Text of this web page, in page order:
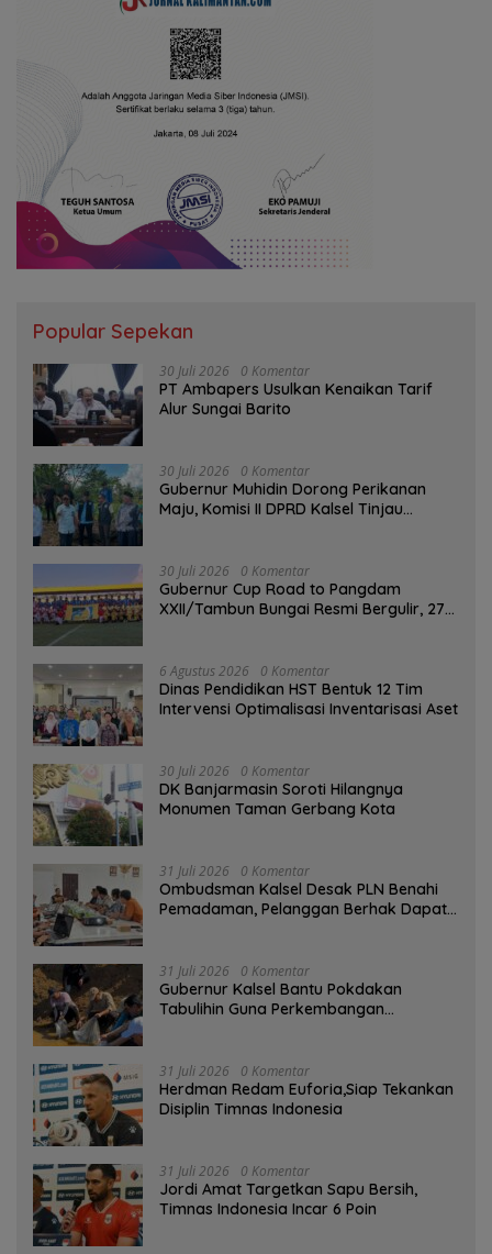
Popular Sepekan
30 Juli 2026 0 Komentar
PT Ambapers Usulkan Kenaikan Tarif
Alur Sungai Barito
30 Juli 2026 0 Komentar
Gubernur Muhidin Dorong Perikanan
Maju, Komisi II DPRD Kalsel Tinjau
30 Juli 2026 0 Komentar
Gubernur Cup Road to Pangdam
XXII/Tambun Bungai Resmi Bergulir, 27
6 Agustus 2026 0 Komentar
Dinas Pendidikan HST Bentuk 12 Tim
Intervensi Optimalisasi Inventarisasi Aset
30 Juli 2026 0 Komentar
DK Banjarmasin Soroti Hilangnya
Monumen Taman Gerbang Kota
31 Juli 2026 0 Komentar
Ombudsman Kalsel Desak PLN Benahi
Pemadaman, Pelanggan Berhak Dapat
31 Juli 2026 0 Komentar
Gubernur Kalsel Bantu Pokdakan
Tabulihin Guna Perkembangan
31 Juli 2026 0 Komentar
Herdman Redam Euforia,Siap Tekankan
Disiplin Timnas Indonesia
31 Juli 2026 0 Komentar
Jordi Amat Targetkan Sapu Bersih,
Timnas Indonesia Incar 6 Poin